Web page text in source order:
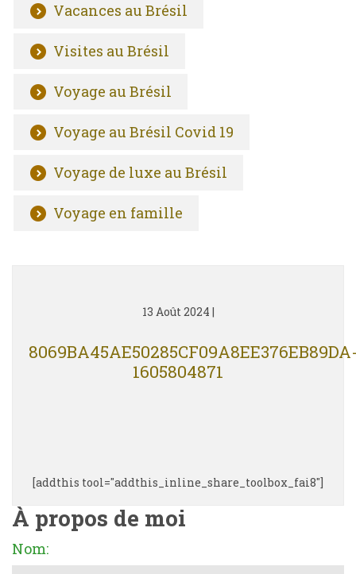
Vacances au Brésil
Visites au Brésil
Voyage au Brésil
Voyage au Brésil Covid 19
Voyage de luxe au Brésil
Voyage en famille
13 Août 2024 |
1605804871
[addthis tool="addthis_inline_share_toolbox_fai8"]
À propos de moi
Nom: